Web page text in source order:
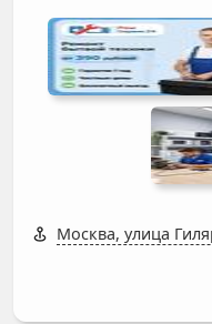
Москва, улица